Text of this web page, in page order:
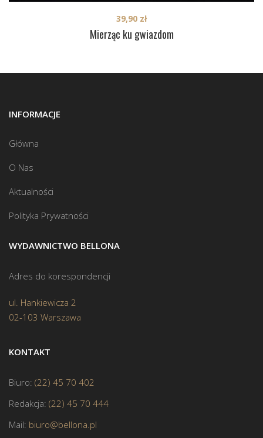
Mierząc ku gwiazdom
39,90 zł
INFORMACJE
Główna
O Nas
Aktualności
Polityka Prywatności
WYDAWNICTWO BELLONA
Adres do korespondencji
ul. Hankiewicza 2
02-103 Warszawa
KONTAKT
Biuro: (22) 45 70 402
Redakcja: (22) 45 70 444
Mail: biuro@bellona.pl